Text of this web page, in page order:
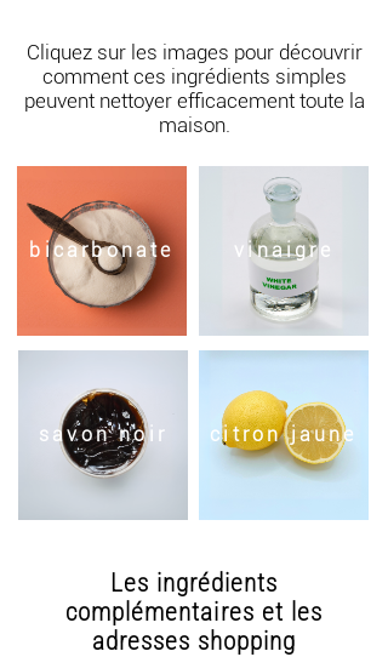
Cliquez sur les images pour découvrir
comment ces ingrédients simples
peuvent nettoyer efficacement toute la
maison.
bicarbonate vinaigre
savon noir citron jaune
Les ingrédients
complémentaires et les
adresses shopping